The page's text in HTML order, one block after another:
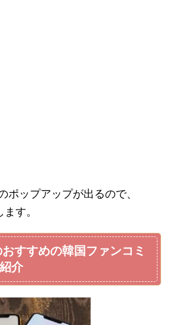
ポップアップが出るので、
す。
すすめの韓国ファンコミ
介